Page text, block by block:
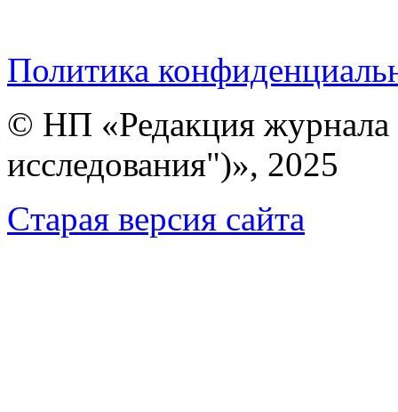
Политика
© НП «Редакция
исследования")», 2025
Cтарая версия сайта